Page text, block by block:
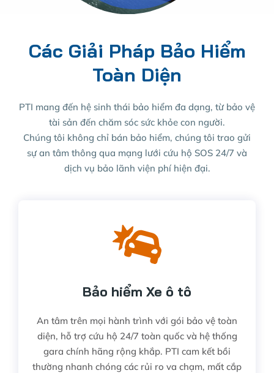
Các Giải Pháp Bảo Hiểm
Toàn Diện
PTI mang đến hệ sinh thái bảo hiểm đa dạng, từ bảo vệ
tài sản đến chăm sóc sức khỏe con người.
Chúng tôi không chỉ bán bảo hiểm, chúng tôi trao gửi
sự an tâm thông qua mạng lưới cứu hộ SOS 24/7 và
dịch vụ bảo lãnh viện phí hiện đại.
Bảo hiểm Xe ô tô
An tâm trên mọi hành trình với gói bảo vệ toàn
diện, hỗ trợ cứu hộ 24/7 toàn quốc và hệ thống
gara chính hãng rộng khắp. PTI cam kết bồi
thường nhanh chóng các rủi ro va chạm, mất cắp